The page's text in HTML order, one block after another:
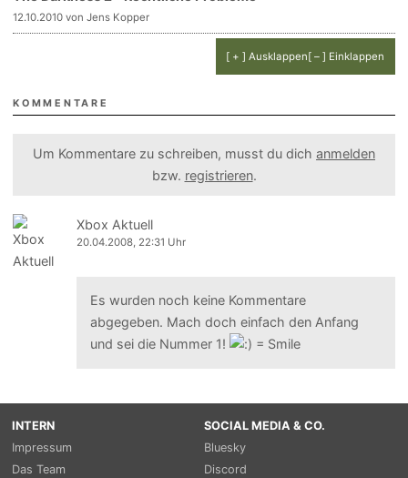
12.10.2010 von Jens Kopper
[ + ] Ausklappen[ – ] Einklappen
KOMMENTARE
Um Kommentare zu schreiben, musst du dich anmelden
bzw. registrieren.
Xbox Aktuell
20.04.2008, 22:31 Uhr
Es wurden noch keine Kommentare
abgegeben. Mach doch einfach den Anfang
und sei die Nummer 1!
INTERN
Impressum
Das Team
SOCIAL MEDIA & CO.
Bluesky
Discord